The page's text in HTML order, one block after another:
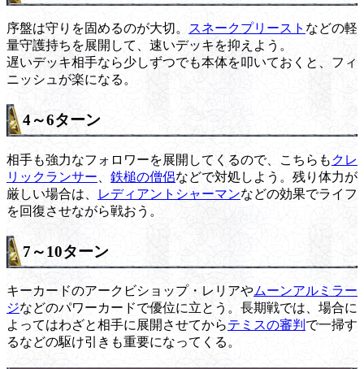
序盤は守りを固めるのが大切。 スネークプリースト などの軽
量守護持ちを展開して、速いデッキを抑えよう。
遅いデッキ相手なら少しずつでも本体を叩いておくと、フィ
ニッシュが楽になる。
4～6ターン
相手も強力なフォロワーを展開してくるので、こちらもクレ
リックランサー
鉄槌の僧侶などで対処しよう。残り体力が
厳しい場合は、
レディアントシャーマンなどの効果でライフ
を回復させながら戦おう。
7～10ターン
キーカードのアークビショップ・レリアやムーンアルミラー
ジなどのパワーカードで優位に立とう。長期戦では、場合に
よってはわざと相手に展開させてからテミスの審判 で一掃す
るなどの駆け引きも重要になってくる。